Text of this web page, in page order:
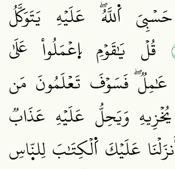
اَ۬للَّهُۖ عَلَيۡهِ يَتَوَكَّلُ
قُلۡ يَٰقَوۡمِ اِ۪عۡمَلُواْ عَلَىٰ
عَٰمِلٞۖ فَسَوۡفَ تَعۡلَمُونَ مَن
وَيَحِلُّ عَلَيۡهِ عَذَابٞ
عَلَيۡكَ اَ۬لۡكِتَٰبَ لِلنّ۪اسِ